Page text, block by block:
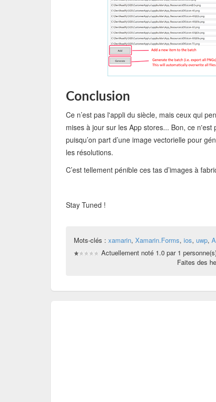
Conclusion
Ce n’est pas l'appli du siècle, mais ceux qui
mises à jour sur les App stores... Bon, ce
puisqu’on part d’une image vectorielle pour
les résolutions.
C’est tellement pénible ces tas d’images à
Stay Tuned !
Mots-clés : xamarin, Xamarin.Forms, ios, uwp,
Actuellement noté 1.0 par 1
Faites des